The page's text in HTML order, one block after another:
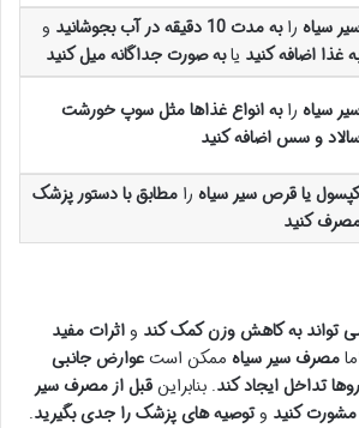
سیاهرابه مدت 10 دقیقه در آب بجوشانید
و
غذا اضافه کنید یابه صورت جداگانه میل کنید
سیاهرابه انواع غذاها مثل سوپ خورشت
و سس اضافه کنید
یا قرص سیر سیاهرا مطابق با دستور پزشک
کنید
تواند به کاهش وزن کمک کند واثرات مفید
مصرف سیر سیاه ممکن استعوارض جانبی
تداخل ایجاد کند. بنابراینقبل از مصرف سیر
کنید وتوصیه های پزشک را جدی بگیرید.